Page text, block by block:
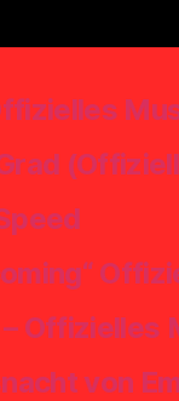
Offizielles
von